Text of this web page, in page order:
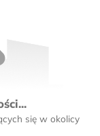
się w okolicy